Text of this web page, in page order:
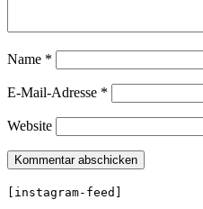
Name *
E-Mail-Adresse *
Website
[instagram-feed]